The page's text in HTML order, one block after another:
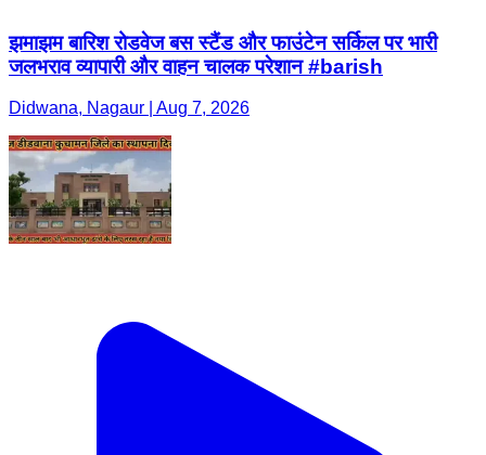
झमाझम बारिश रोडवेज बस स्टैंड और फाउंटेन सर्किल पर भारी
जलभराव व्यापारी और वाहन चालक परेशान #barish
Didwana, Nagaur | Aug 7, 2026